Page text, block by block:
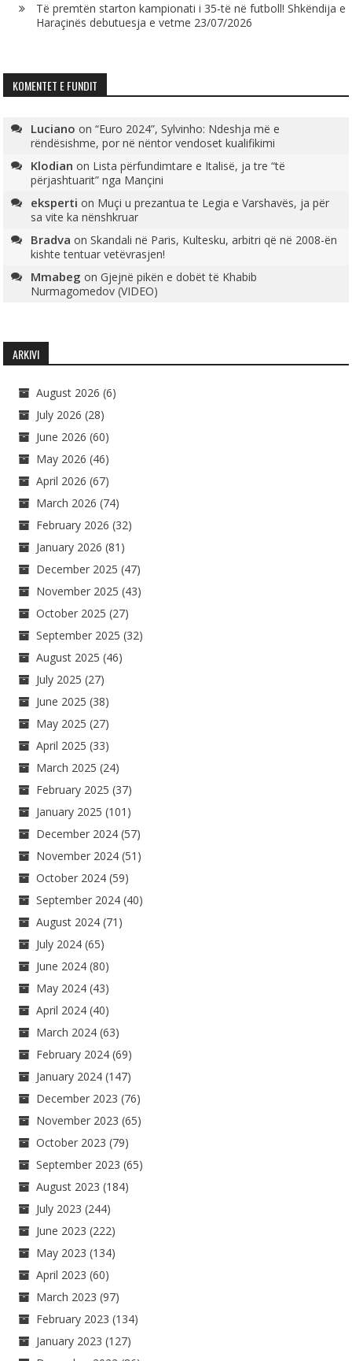
Të premtën starton kampionati i 35-të në futboll! Shkëndija e
Haraçinës debutuesja e vetme 23/07/2026
KOMENTET E FUNDIT
Luciano on“Euro 2024”, Sylvinho: Ndeshja më e
rëndësishme, por në nëntor vendoset kualifikimi
Klodian on Lista përfundimtare e Italisë, ja tre “të
përjashtuarit” nga Mançini
eksperti on Muçi u prezantua te Legia e Varshavës, ja për
sa vite ka nënshkruar
Bradva onSkandali në Paris, Kultesku, arbitri që në 2008-ën
kishte tentuar vetëvrasjen!
Mmabeg onGjejnë pikën e dobët të Khabib
Nurmagomedov (VIDEO)
ARKIVI
August 2026 (6)
July 2026 (28)
June 2026 (60)
May 2026 (46)
April 2026 (67)
March 2026 (74)
February 2026 (32)
January 2026 (81)
December 2025 (47)
November 2025 (43)
October 2025 (27)
September 2025 (32)
August 2025 (46)
July 2025 (27)
June 2025 (38)
May 2025 (27)
April 2025 (33)
March 2025 (24)
February 2025 (37)
January 2025 (101)
December 2024 (57)
November 2024 (51)
October 2024 (59)
September 2024 (40)
August 2024 (71)
July 2024 (65)
June 2024 (80)
May 2024 (43)
April 2024 (40)
March 2024 (63)
February 2024 (69)
January 2024 (147)
December 2023 (76)
November 2023 (65)
October 2023 (79)
September 2023 (65)
August 2023 (184)
July 2023 (244)
June 2023 (222)
May 2023 (134)
April 2023 (60)
March 2023 (97)
February 2023 (134)
January 2023 (127)